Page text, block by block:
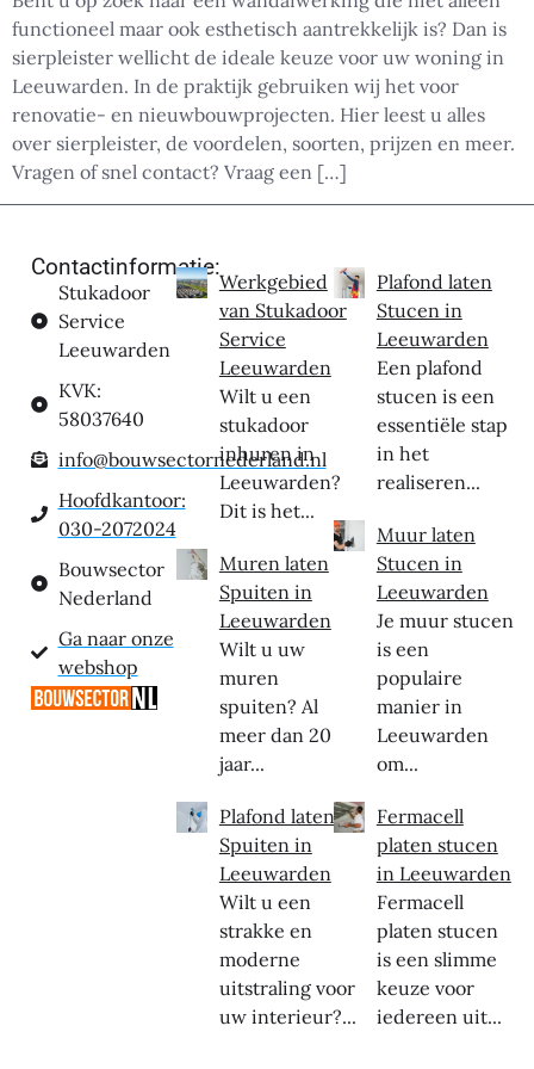
functioneel maar ook esthetisch aantrekkelijk is? Dan is
sierpleister wellicht de ideale keuze voor uw woning in
Leeuwarden. In de praktijk gebruiken wij het voor
renovatie- en nieuwbouwprojecten. Hier leest u alles
over sierpleister, de voordelen, soorten, prijzen en meer.
Vragen of snel contact? Vraag een […]
Contactinformatie:
Stukadoor
Service
Leeuwarden
KVK:
58037640
info@bouwsectornederland.nl
Hoofdkantoor:
030-2072024
Bouwsector
Nederland
Ga naar onze
webshop
Werkgebied
van Stukadoor
Service
Leeuwarden
Wilt u een
stukadoor
inhuren in
Leeuwarden?
Dit is het...
Muren laten
Spuiten in
Leeuwarden
Wilt u uw
muren
spuiten? Al
meer dan 20
jaar...
Plafond laten
Spuiten in
Leeuwarden
Wilt u een
strakke en
moderne
uitstraling voor
uw interieur?...
Plafond laten
Stucen in
Leeuwarden
Een plafond
stucen is een
essentiële stap
in het
realiseren...
Muur laten
Stucen in
Leeuwarden
Je muur stucen
is een
populaire
manier in
Leeuwarden
om...
Fermacell
platen stucen
in Leeuwarden
Fermacell
platen stucen
is een slimme
keuze voor
iedereen uit...